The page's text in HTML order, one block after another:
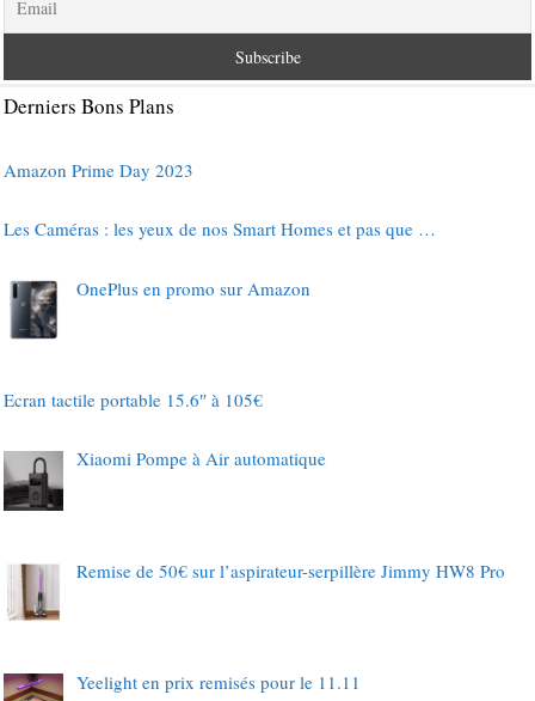
Derniers Bons Plans
Amazon Prime Day 2023
Les Caméras : les yeux de nos Smart Homes et pas que …
OnePlus en promo sur Amazon
Ecran tactile portable 15.6″ à 105€
Xiaomi Pompe à Air automatique
Remise de 50€ sur l’aspirateur-serpillère Jimmy HW8 Pro
Yeelight en prix remisés pour le 11.11